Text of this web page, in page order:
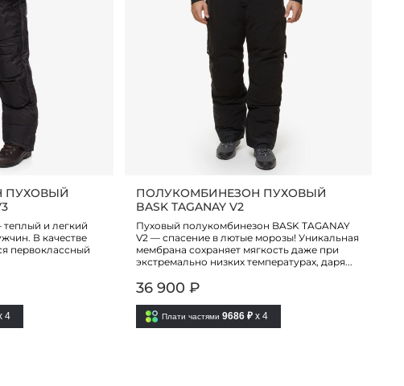
ПУХОВЫЙ
теплый и легкий
В качестве
первоклассный
4
ПОЛУКОМБИНЕЗОН ПУХОВЫЙ
BASK TAGANAY V2
Пуховый полукомбинезон BASK TAGANAY
V2 — спасение в лютые морозы! Уникальная
мембрана сохраняет мягкость даже при
экстремально низких температурах, даря...
36 900 ₽
Плати частями9686 ₽ x 4